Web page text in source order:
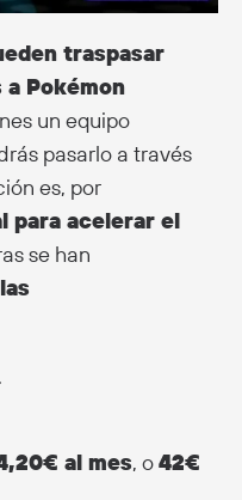
traspasar
Pokémon
un equipo
pasarlo a través
es, por
para acelerar el
se han
.
al mes, o42€